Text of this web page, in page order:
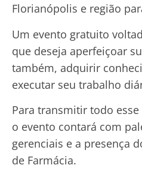
Florianópolis e região
Um evento gratuito
que deseja aperfeiçoar
também, adquirir
executar seu trabalho
Para transmitir todo
o evento contará com
gerenciais e a presença
de Farmácia.